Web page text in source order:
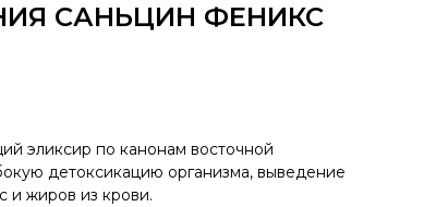
САНЬЦИН ФЕНИКС
эликсир по канонам восточной
детоксикацию организма, выведение
и жиров из крови.